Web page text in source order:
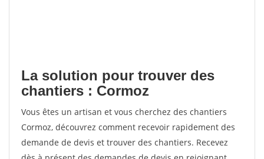
La solution pour trouver des
chantiers : Cormoz
Vous êtes un artisan et vous cherchez des chantiers
Cormoz, découvrez comment recevoir rapidement des
demande de devis et trouver des chantiers. Recevez